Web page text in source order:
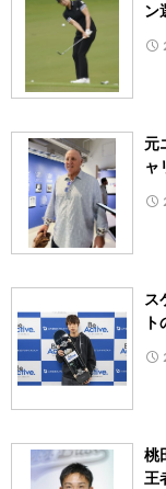
ン
元
ャ
ス
桃
王